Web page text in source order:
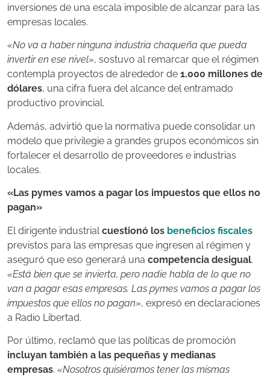
inversiones de una escala imposible de alcanzar para las
empresas locales.
«No va a haber ninguna industria chaqueña que pueda
invertir en ese nivel», sostuvo al remarcar que el régimen
contempla proyectos de alrededor de 1.000 millones de
dólares, una cifra fuera del alcance del entramado
productivo provincial.
Además, advirtió que la normativa puede consolidar un
modelo que privilegie a grandes grupos económicos sin
fortalecer el desarrollo de proveedores e industrias
locales.
«Las pymes vamos a pagar los impuestos que ellos no
pagan»
El dirigente industrial cuestionó los beneficios fiscales
previstos para las empresas que ingresen al régimen y
aseguró que eso generará una competencia desigual.
«Está bien que se invierta, pero nadie habla de lo que no
van a pagar esas empresas. Las pymes vamos a pagar los
impuestos que ellos no pagan», expresó en declaraciones
a Radio Libertad.
Por último, reclamó que las políticas de promoción
incluyan también a las pequeñas y medianas
empresas. «Nosotros quisiéramos tener las mismas